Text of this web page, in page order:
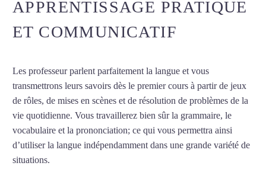
APPRENTISSAGE PRATIQUE
ET COMMUNICATIF
Les professeur parlent parfaitement la langue et vous
transmettrons leurs savoirs dès le premier cours à partir de jeux
de rôles, de mises en scènes et de résolution de problèmes de la
vie quotidienne. Vous travaillerez bien sûr la grammaire, le
vocabulaire et la prononciation; ce qui vous permettra ainsi
d’utiliser la langue indépendamment dans une grande variété de
situations.